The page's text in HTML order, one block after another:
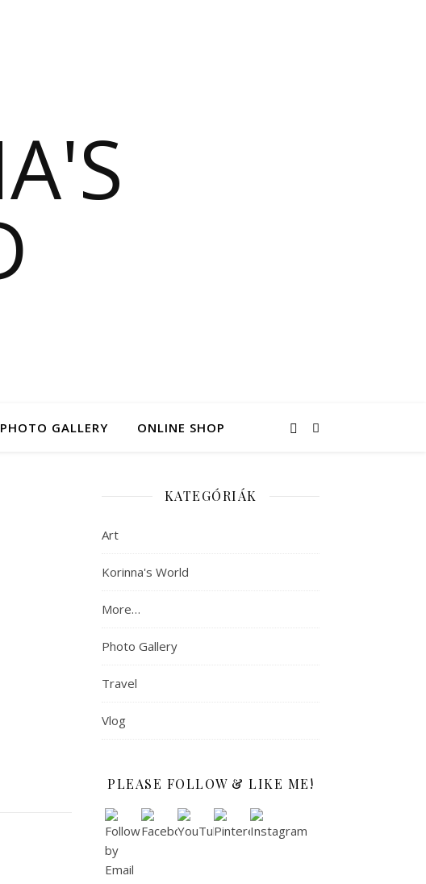
PHOTO GALLERY ONLINE SHOP
KATEGÓRIÁK
Art
Korinna's World
More…
Photo Gallery
Travel
Vlog
PLEASE FOLLOW & LIKE ME!